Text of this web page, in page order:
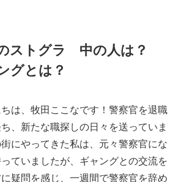
ストグラ 中の人は？
グとは？
は、牧田ここなです！警察官を退職
、新たな職探しの日々を送っていま
にやってきた私は、元々警察官にな
ていましたが、ギャングとの交流を
疑問を感じ、一週間で警察官を辞め